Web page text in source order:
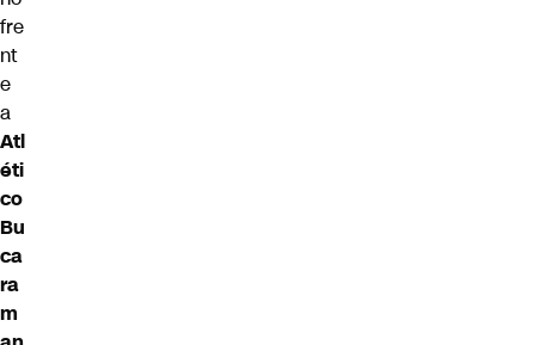
fre
nt
e
a
Atl
éti
co
Bu
ca
ra
m